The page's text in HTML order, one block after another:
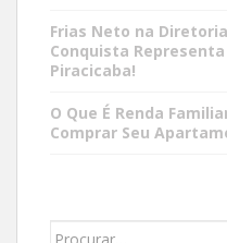
Frias Neto na
Conquista
Piracicaba!
O Que É Renda
Comprar Seu
Search